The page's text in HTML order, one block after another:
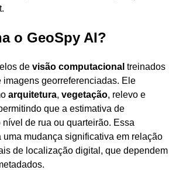
o GeoSpy AI?
de visão computacional treinados
imagens georreferenciadas. Ele
arquitetura, vegetação, relevo e
que a estimativa de
de rua ou quarteirão. Essa
uma mudança significativa em relação
de localização digital, que dependem